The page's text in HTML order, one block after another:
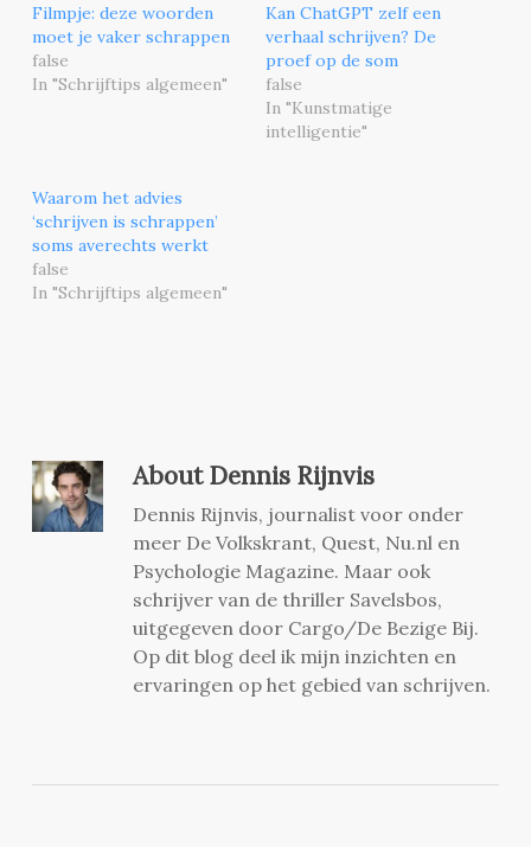
Filmpje: deze woorden
moet je vaker schrappen
false
In "Schrijftips algemeen"
Kan ChatGPT zelf een
verhaal schrijven? De
proef op de som
false
In "Kunstmatige
intelligentie"
Waarom het advies
‘schrijven is schrappen’
soms averechts werkt
false
In "Schrijftips algemeen"
AboutDennis Rijnvis
Dennis Rijnvis, journalist voor onder
meer De Volkskrant, Quest, Nu.nl en
Psychologie Magazine. Maar ook
schrijver van de thriller Savelsbos,
uitgegeven door Cargo/De Bezige Bij.
Op dit blog deel ik mijn inzichten en
ervaringen op het gebied van schrijven.